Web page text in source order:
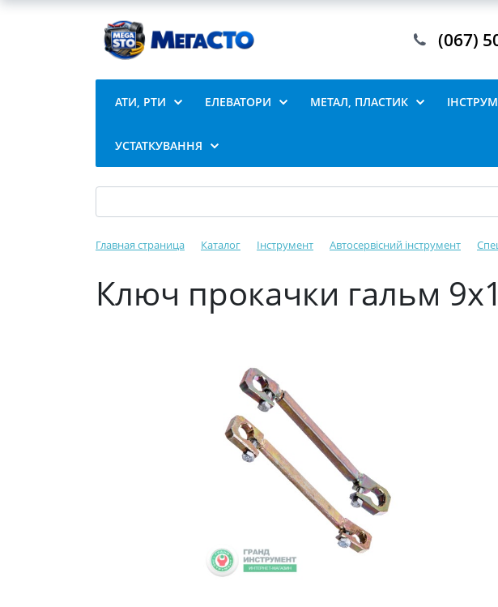
(067)
АТИ, РТИ ЕЛЕВАТОРИ МЕТАЛ, ПЛАСТИК
УСТАТКУВАННЯ
Главная страница Каталог Інструмент Автосервісний інструмент
Ключ прокачки гальм